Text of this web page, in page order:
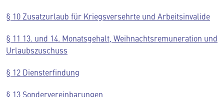
§ 10 Zusatzurlaub für Kriegsversehrte und Arbeitsinvalide
§ 11 13. und 14. Monatsgehalt, Weihnachtsremuneration und
Urlaubszuschuss
§ 12 Diensterfindung
§ 13 Sondervereinbarungen